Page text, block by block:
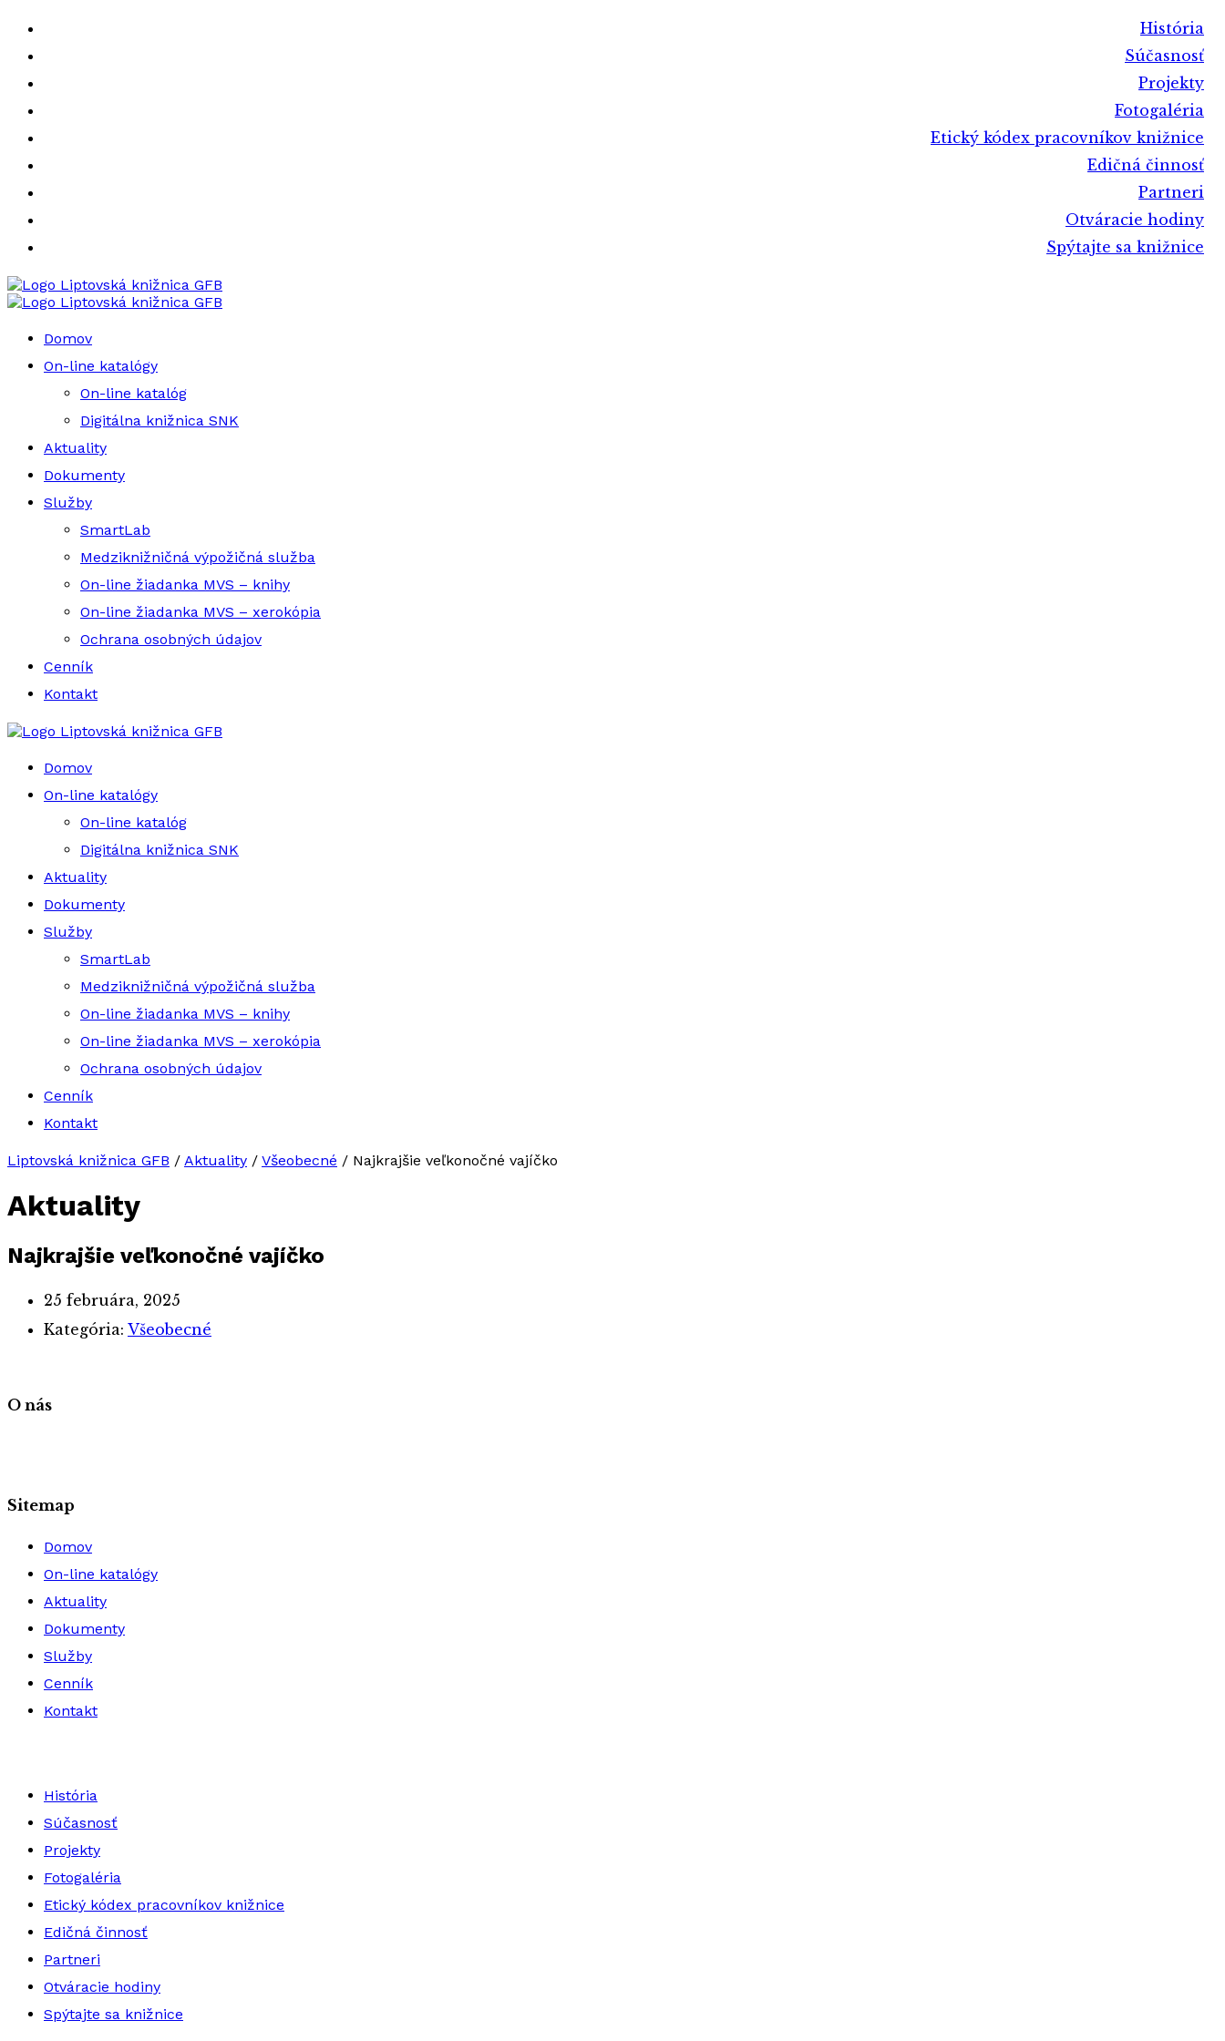
História
Súčasnosť
Projekty
Fotogaléria
Etický kódex pracovníkov knižnice
Edičná činnosť
Partneri
Otváracie hodiny
Spýtajte sa knižnice
Liptovská knižnica GFB
Liptovská knižnica GFB
Domov
On-line katalógy
On-line katalóg
Digitálna knižnica SNK
Aktuality
Dokumenty
Služby
SmartLab
Medziknižničná výpožičná služba
On-line žiadanka MVS – knihy
On-line žiadanka MVS – xerokópia
Ochrana osobných údajov
Cenník
Kontakt
Liptovská knižnica GFB
Domov
On-line katalógy
On-line katalóg
Digitálna knižnica SNK
Aktuality
Dokumenty
Služby
SmartLab
Medziknižničná výpožičná služba
On-line žiadanka MVS – knihy
On-line žiadanka MVS – xerokópia
Ochrana osobných údajov
Cenník
Kontakt
Liptovská knižnica GFB / Aktuality / Všeobecné / Najkrajšie veľkonočné vajíčko
Aktuality
Najkrajšie veľkonočné vajíčko
25 februára, 2025
Kategória: Všeobecné
O nás
Sitemap
Domov
On-line katalógy
Aktuality
Dokumenty
Služby
Cenník
Kontakt
História
Súčasnosť
Projekty
Fotogaléria
Etický kódex pracovníkov knižnice
Edičná činnosť
Partneri
Otváracie hodiny
Spýtajte sa knižnice